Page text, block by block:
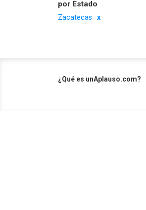
por Estado
Zacatecas
¿Qué es unAplauso.com?